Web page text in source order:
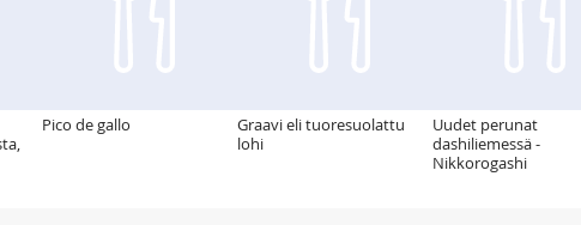
Pico de gallo
Graavi eli tuoresuolattu
lohi
Uudet perunat
dashiliemessä -
Nikkorogashi